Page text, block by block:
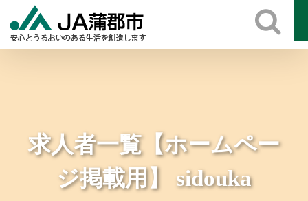
求人者一覧【ホームペー
ジ掲載用】 sidouka